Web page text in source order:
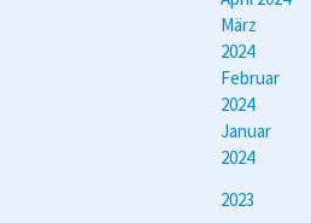
März
2024
Februar
2024
Januar
2024
2023